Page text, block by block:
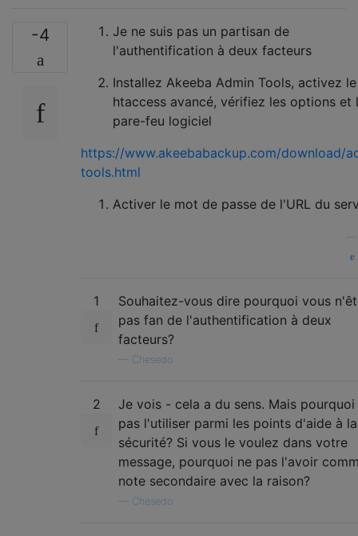
-4
Je ne suis pas un partisan de
l'authentification à deux facteurs
Installez Akeeba Admin Tools, activez le
htaccess avancé, vérifiez les options et
pare-feu logiciel
https://www.akeebabackup.com/download/
tools.html
Activer le mot de passe de l'URL du
1
Souhaitez-vous dire pourquoi vous
pas fan de l'authentification à deux
facteurs?
Chesedo
2
Je vois - cela a du sens. Mais pourquoi
pas l'utiliser parmi les points d'aide à la
sécurité? Si vous le voulez dans votre
message, pourquoi ne pas l'avoir
note secondaire avec la raison?
Chesedo